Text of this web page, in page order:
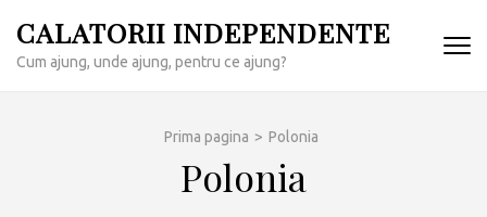
conținut
CALATORII INDEPENDENTE
Cum ajung, unde ajung, pentru ce ajung?
Prima pagina > Polonia
Polonia